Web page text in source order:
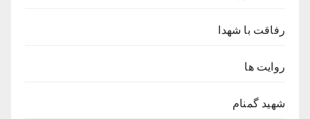
رفاقت با شهدا
روایت ها
شهید گمنام